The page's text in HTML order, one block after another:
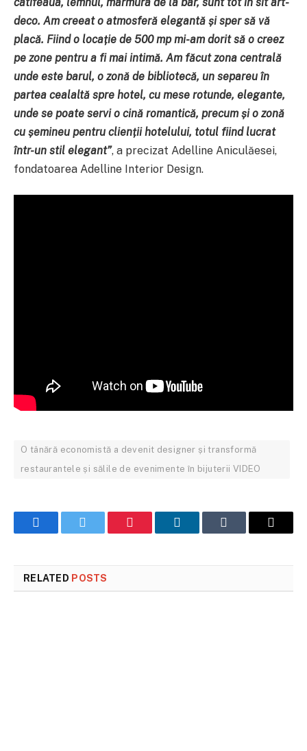
deco. Am creeat o atmosferă elegantă și sper să vă
placă. Fiind o locație de 500 mp mi-am dorit să o creez
pe zone pentru a fi mai intimă. Am făcut zona centrală
unde este barul, o zonă de bibliotecă, un separeu în
partea cealaltă spre hotel, cu mese rotunde, elegante,
unde se poate servi o cină romantică, precum și o zonă
cu șemineu pentru clienții hotelului, totul fiind lucrat
într-un stil elegant”, a precizat Adelline Aniculăesei,
fondatoarea Adelline Interior Design.
O tânără economistă a devenit designer și transformă
restaurantele și sălile de evenimente în bijuterii VIDEO
FacebookTwitter Pinterest LinkedInTumblr Email
RELATED POSTS